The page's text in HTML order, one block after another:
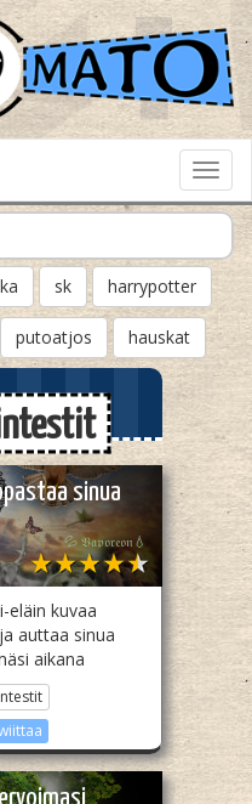
sk harrypotter
putoatjos hauskat
sinua
💦 𝔙𝔞𝔭𝔬𝔯𝔢𝔬𝔫💧
eläin kuvaa
auttaa sinua
aikana